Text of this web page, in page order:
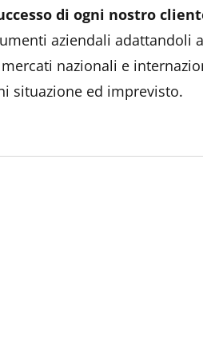
di ogni nostro
aziendali adattandoli
nazionali e
situazione ed imprevisto.